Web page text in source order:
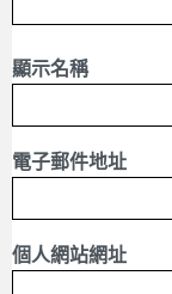
顯示名稱
電子郵件地址
個人網站網址